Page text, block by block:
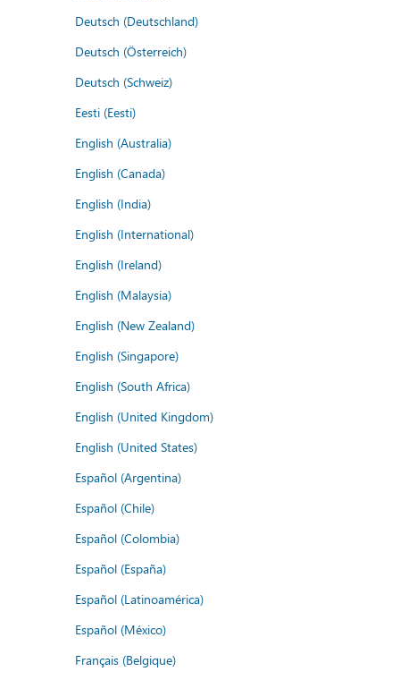
Deutsch (Deutschland)
Deutsch (Österreich)
Deutsch (Schweiz)
Eesti (Eesti)
English (Australia)
English (Canada)
English (India)
English (International)
English (Ireland)
English (Malaysia)
English (New Zealand)
English (Singapore)
English (South Africa)
English (United Kingdom)
English (United States)
Español (Argentina)
Español (Chile)
Español (Colombia)
Español (España)
Español (Latinoamérica)
Español (México)
Français (Belgique)